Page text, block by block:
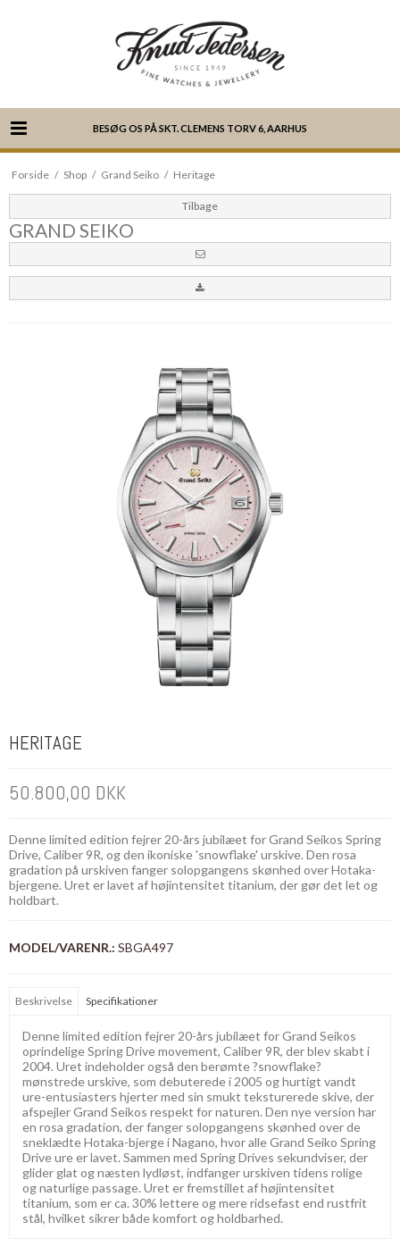
BESØG OS PÅ SKT. CLEMENS TORV 6, AARHUS
Forside / Shop / Grand Seiko / Heritage
Tilbage
GRAND SEIKO
HERITAGE
50.800,00 DKK
Denne limited edition fejrer 20-års jubilæet for Grand Seikos Spring
Drive, Caliber 9R, og den ikoniske 'snowflake' urskive. Den rosa
gradation på urskiven fanger solopgangens skønhed over Hotaka-
bjergene. Uret er lavet af højintensitet titanium, der gør det let og
holdbart.
MODEL/VARENR.: SBGA497
Beskrivelse Specifikationer
Denne limited edition fejrer 20-års jubilæet for Grand Seikos
oprindelige Spring Drive movement, Caliber 9R, der blev skabt i
2004. Uret indeholder også den berømte ?snowflake?
mønstrede urskive, som debuterede i 2005 og hurtigt vandt
ure-entusiasters hjerter med sin smukt teksturerede skive, der
afspejler Grand Seikos respekt for naturen. Den nye version har
en rosa gradation, der fanger solopgangens skønhed over de
sneklædte Hotaka-bjerge i Nagano, hvor alle Grand Seiko Spring
Drive ure er lavet. Sammen med Spring Drives sekundviser, der
glider glat og næsten lydløst, indfanger urskiven tidens rolige
og naturlige passage. Uret er fremstillet af højintensitet
titanium, som er ca. 30% lettere og mere ridsefast end rustfrit
stål, hvilket sikrer både komfort og holdbarhed.